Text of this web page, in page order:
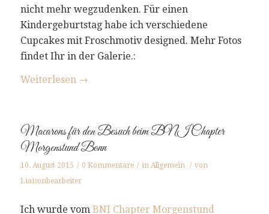
nicht mehr wegzudenken. Für einen
Kindergeburtstag habe ich verschiedene
Cupcakes mit Froschmotiv designed. Mehr Fotos
findet Ihr in der Galerie.:
Weiterlesen→
Macarons für den Besuch beim BNI Chapter
Morgenstund Bonn
10. August 2015 / 0 Kommentare / in Allgemein / von
Liaisonbearbeiter
Ich wurde vom BNI Chapter Morgenstund